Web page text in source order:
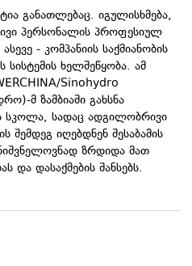
განათლებაც. იგულისხმება,
პერსონალის პროფესიულ
- კომპანიის საქმიანობის
ხელშეწყობა. ამ
Sinohydro
მ ზამბიაში გახსნა
სკოლა, სადაც ადგილობრივი
შემდეგ იღებდნენ შესაბამის
ზრდიდა მათ
და დასაქმების შანსებს.